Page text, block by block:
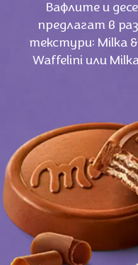
Вафлите и
предлагат в
текстури: Milka &
Waffelini или